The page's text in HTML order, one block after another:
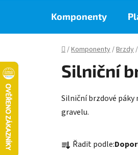
Komponenty
Domů
/Komponenty/Brzdy/
Silniční
Silniční brzdové
gravelu.
a Řadit podle: